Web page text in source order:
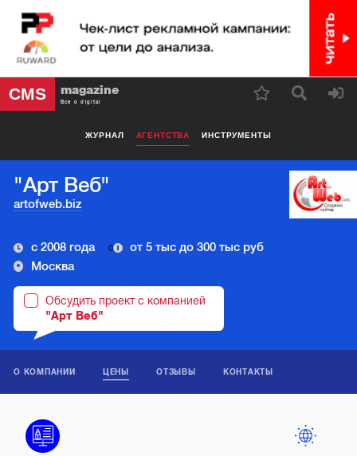
CMS magazine
Все о digital
ЖУРНАЛ АГЕНТСТВА ИНСТРУМЕНТЫ
"Арт Веб"
artofweb.biz
с 2008 года 0
от 5 тыс до 300 тыс руб
Москва
Обсудить проект с компанией
"Арт Веб"
О КОМПАНИИ ЦЕНЫ ОТЗЫВЫ КОНТАКТЫ